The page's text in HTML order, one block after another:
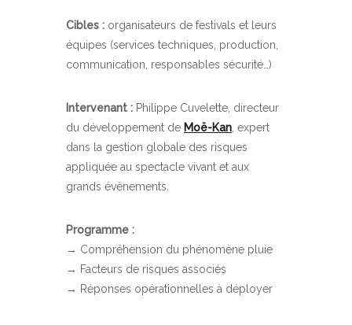
Cibles : organisateurs de festivals et leurs
équipes (services techniques, production,
communication, responsables sécurité…)
Intervenant : Philippe Cuvelette, directeur
du développement de Moë-Kan, expert
dans la gestion globale des risques
appliquée au spectacle vivant et aux
grands évènements.
Programme :
→ Compréhension du phénomène pluie
→ Facteurs de risques associés
→ Réponses opérationnelles à déployer